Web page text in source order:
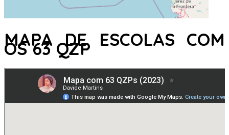
MAPA DE ESCOLAS COM
OS 63 QZP